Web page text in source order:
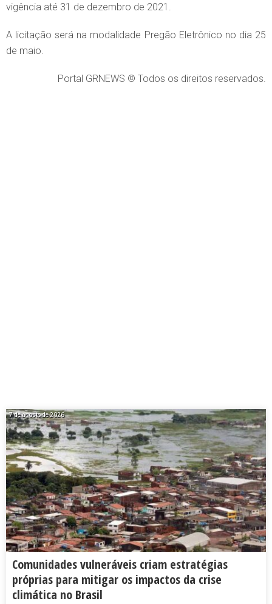
vigência até 31 de dezembro de 2021.
A licitação será na modalidade Pregão Eletrônico no dia 25
de maio.
Portal GRNEWS © Todos os direitos reservados.
7 de agosto de 2026
Comunidades vulneráveis criam estratégias
próprias para mitigar os impactos da crise
climática no Brasil